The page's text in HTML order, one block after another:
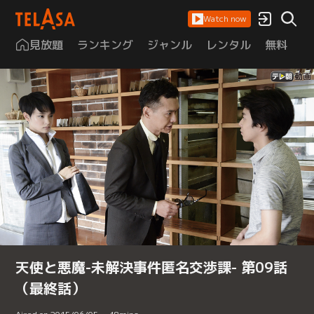
Watch now
見放題 ランキング ジャンル レンタル 無料
天使と悪魔-未解決事件匿名交渉課- 第09話
（最終話）